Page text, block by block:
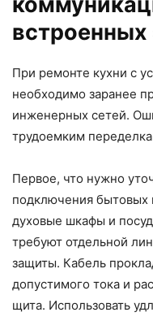
встроенных
При ремонте кухни с
необходимо заранее
инженерных сетей.
трудоемким
Первое, что нужно
подключения бытовых
духовые шкафы и
требуют отдельной
защиты. Кабель
допустимого тока и
щита. Использовать